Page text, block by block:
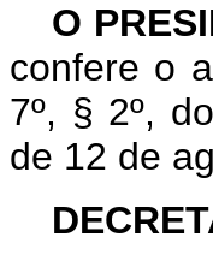
O
confere o
7º, § 2º,
de 12 de